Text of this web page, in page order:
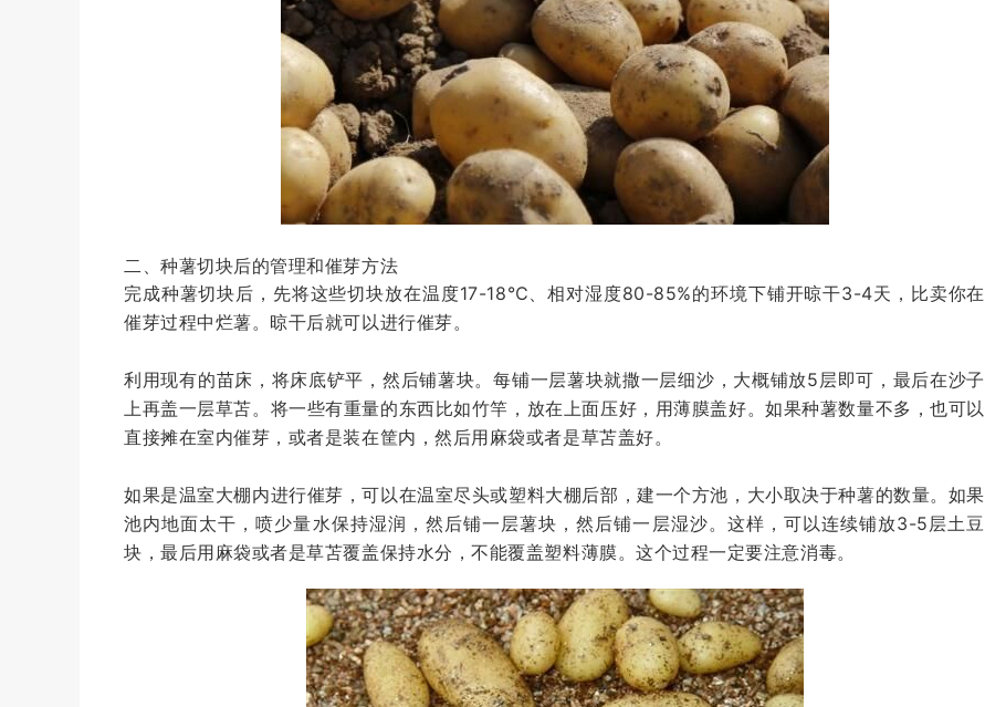
二、种薯切块后的管理和催芽方法
完成种薯切块后，先将这些切块放在温度17-18℃、相对湿度80-85%的环境下铺开晾干3-4天，比卖你在
催芽过程中烂薯。晾干后就可以进行催芽。
利用现有的苗床，将床底铲平，然后铺薯块。每铺一层薯块就撒一层细沙，大概铺放5层即可，最后在沙子
上再盖一层草苫。将一些有重量的东西比如竹竿，放在上面压好，用薄膜盖好。如果种薯数量不多，也可以
直接摊在室内催芽，或者是装在筐内，然后用麻袋或者是草苫盖好。
如果是温室大棚内进行催芽，可以在温室尽头或塑料大棚后部，建一个方池，大小取决于种薯的数量。如果
池内地面太干，喷少量水保持湿润，然后铺一层薯块，然后铺一层湿沙。这样，可以连续铺放3-5层土豆
块，最后用麻袋或者是草苫覆盖保持水分，不能覆盖塑料薄膜。这个过程一定要注意消毒。